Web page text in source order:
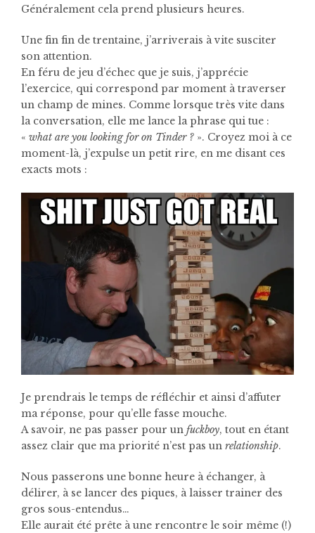
Généralement cela prend plusieurs heures.
Une fin fin de trentaine, j’arriverais à vite susciter
son attention.
En féru de jeu d’échec que je suis, j’apprécie
l’exercice, qui correspond par moment à traverser
un champ de mines. Comme lorsque très vite dans
la conversation, elle me lance la phrase qui tue :
« what are you looking for on Tinder ? ». Croyez moi à ce
moment-là, j’expulse un petit rire, en me disant ces
exacts mots :
Je prendrais le temps de réfléchir et ainsi d’affuter
ma réponse, pour qu’elle fasse mouche.
A savoir, ne pas passer pour un fuckboy, tout en étant
assez clair que ma priorité n’est pas un relationship.
Nous passerons une bonne heure à échanger, à
délirer, à se lancer des piques, à laisser trainer des
gros sous-entendus…
Elle aurait été prête à une rencontre le soir même (!)